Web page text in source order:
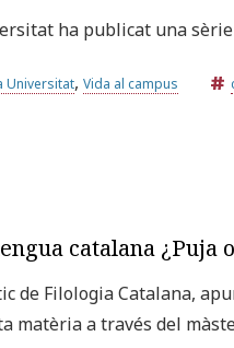
ha publicat una
Universitat, Vida al campus
catalana ¿Puja
de Filologia Catalana,
matèria a través del